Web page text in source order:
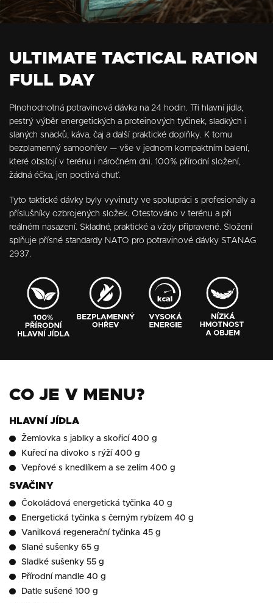
ULTIMATE TACTICAL RATION
FULL DAY
Plnohodnotná potravinová dávka na 24 hodin. Tři hlavní jídla,
pestrý výběr energetických a proteinových tyčinek, sladkých i
slaných snacků, káva, čaj a další praktické doplňky. K tomu
bezplamenný samoohřev — vše v jednom kompaktním balení,
které obstojí v terénu i náročném dni. 100% přírodní složení,
žádná éčka, jen poctivá chuť.
Tyto taktické dávky byly vyvinuty ve spolupráci s profesionály a
příslušníky ozbrojených složek. Otestováno v terénu a při
reálném nasazení. Skladné, praktické a vždy připravené. Složení
splňuje přísné standardy NATO pro potravinové dávky STANAG
2937.
CO JE V MENU?
HLAVNÍ JÍDLA
Žemlovka s jablky a skořicí 400 g
Kuřecí na divoko s rýží 400 g
Vepřové s knedlíkem a se zelím 400 g
SVAČINY
Čokoládová energetická tyčinka 40 g
Energetická tyčinka s černým rybízem 40 g
Vanilková regenerační tyčinka 45 g
Slané sušenky 65 g
Sladké sušenky 55 g
Přírodní mandle 40 g
Datle sušené 100 g